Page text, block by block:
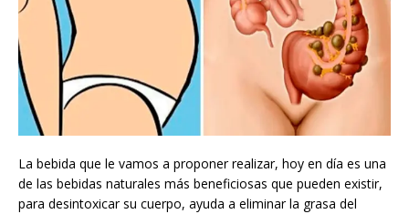
La bebida que le vamos a proponer realizar, hoy en día es una
de las bebidas naturales más beneficiosas que pueden existir,
para desintoxicar su cuerpo, ayuda a eliminar la grasa del